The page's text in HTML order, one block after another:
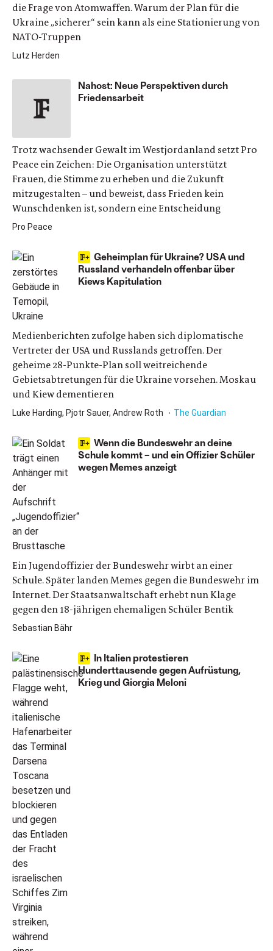
die Frage von Atomwaffen. Warum der Plan für die
Ukraine „sicherer“ sein kann als eine Stationierung von
NATO-Truppen
Lutz Herden
Nahost: Neue Perspektiven durch
Friedensarbeit
Trotz wachsender Gewalt im Westjordanland setzt Pro
Peace ein Zeichen: Die Organisation unterstützt
Frauen, die Stimme zu erheben und die Zukunft
mitzugestalten – und beweist, dass Frieden kein
Wunschdenken ist, sondern eine Entscheidung
Pro Peace
Geheimplan für Ukraine? USA und
Russland verhandeln offenbar über
Kiews Kapitulation
Medienberichten zufolge haben sich diplomatische
Vertreter der USA und Russlands getroffen. Der
geheime 28-Punkte-Plan soll weitreichende
Gebietsabtretungen für die Ukraine vorsehen. Moskau
und Kiew dementieren
Luke Harding, Pjotr Sauer, Andrew Roth The Guardian
Wenn die Bundeswehr an deine
Schule kommt – und ein Offizier Schüler
wegen Memes anzeigt
Ein Jugendoffizier der Bundeswehr wirbt an einer
Schule. Später landen Memes gegen die Bundeswehr im
Internet. Der Staatsanwaltschaft erhebt nun Klage
gegen den 18-jährigen ehemaligen Schüler Bentik
Sebastian Bähr
In Italien protestieren
Hunderttausende gegen Aufrüstung,
Krieg und Giorgia Meloni